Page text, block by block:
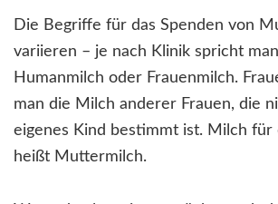
Die Begriffe für das Spenden von
variieren – je nach Klinik spricht
Humanmilch oder Frauenmilch.
man die Milch anderer Frauen, die
eigenes Kind bestimmt ist. Milch für
heißt Muttermilch.